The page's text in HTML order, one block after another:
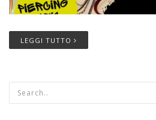
LEGGI TUTTO
Form di ricerca